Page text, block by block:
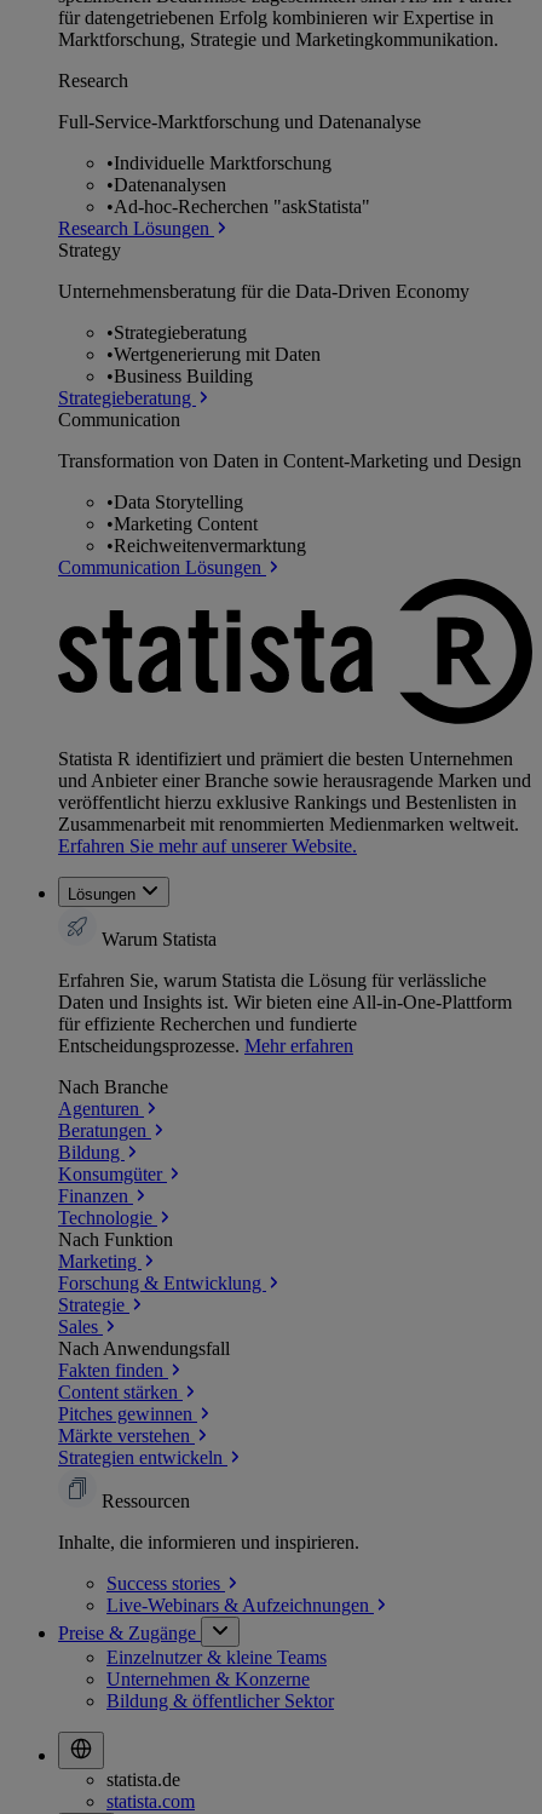
für datengetriebenen Erfolg kombinieren wir Expertise in
Marktforschung, Strategie und Marketingkommunikation.
Research
Full-Service-Marktforschung und Datenanalyse
•Individuelle Marktforschung
•Datenanalysen
•Ad-hoc-Recherchen "askStatista"
Research Lösungen
Strategy
Unternehmens­beratung für die Data-Driven Economy
•Strategieberatung
•Wertgenerierung mit Daten
•Business Building
Strategieberatung
Communication
Transformation von Daten in Content-Marketing und Design
•Data Storytelling
•Marketing Content
•Reichweitenvermarktung
Communication Lösungen
Statista R identifiziert und prämiert die besten Unternehmen
und Anbieter einer Branche sowie herausragende Marken und
veröffentlicht hierzu exklusive Rankings und Bestenlisten in
Zusammenarbeit mit renommierten Medienmarken weltweit.
Erfahren Sie mehr auf unserer Website.
Lösungen
Warum Statista
Erfahren Sie, warum Statista die Lösung für verlässliche
Daten und Insights ist. Wir bieten eine All-in-One-Plattform
für effiziente Recherchen und fundierte
Entscheidungsprozesse. Mehr erfahren
Nach Branche
Agenturen
Beratungen
Bildung
Konsumgüter
Finanzen
Technologie
Nach Funktion
Marketing
Forschung & Entwicklung
Strategie
Sales
Nach Anwendungsfall
Fakten finden
Content stärken
Pitches gewinnen
Märkte verstehen
Strategien entwickeln
Ressourcen
Inhalte, die informieren und inspirieren.
Success stories
Live-Webinars & Aufzeichnungen
Preise & Zugänge
Einzelnutzer & kleine Teams
Unternehmen & Konzerne
Bildung & öffentlicher Sektor
statista.de
statista.com